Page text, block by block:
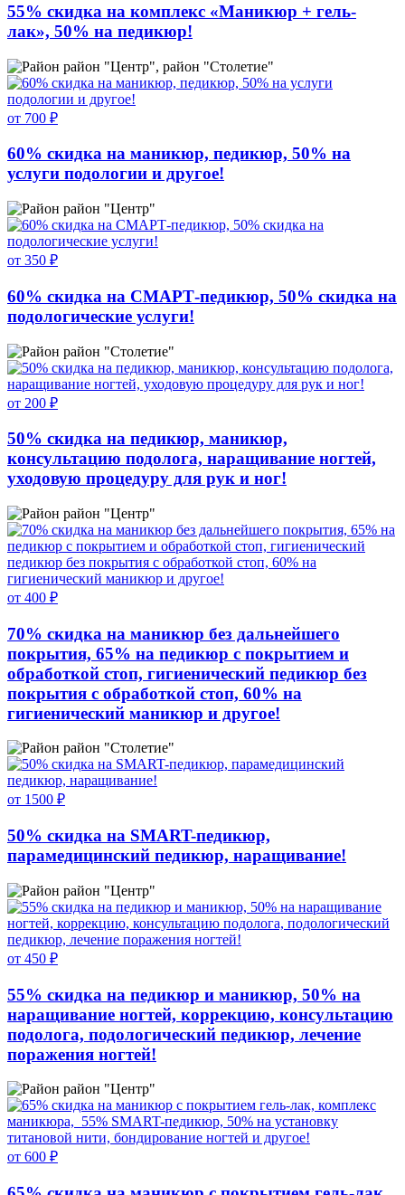
55% скидка на комплекс «Маникюр + гель-
лак», 50% на педикюр!
район "Центр", район "Столетие"
от 700 ₽
60% скидка на маникюр, педикюр, 50% на
услуги подологии и другое!
район "Центр"
от 350 ₽
60% скидка на СМАРТ-педикюр, 50% скидка на
подологические услуги!
район "Столетие"
от 200 ₽
50% скидка на педикюр, маникюр,
консультацию подолога, наращивание ногтей,
уходовую процедуру для рук и ног!
район "Центр"
от 400 ₽
70% скидка на маникюр без дальнейшего
покрытия, 65% на педикюр с покрытием и
обработкой стоп, гигиенический педикюр без
покрытия с обработкой стоп, 60% на
гигиенический маникюр и другое!
район "Столетие"
от 1500 ₽
50% скидка на SMART-педикюр,
парамедицинский педикюр, наращивание!
район "Центр"
от 450 ₽
55% скидка на педикюр и маникюр, 50% на
наращивание ногтей, коррекцию, консультацию
подолога, подологический педикюр, лечение
поражения ногтей!
район "Центр"
от 600 ₽